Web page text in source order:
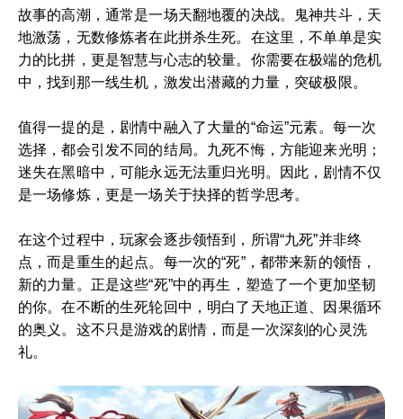
故事的高潮，通常是一场天翻地覆的决战。鬼神共斗，天
地激荡，无数修炼者在此拼杀生死。在这里，不单单是实
力的比拼，更是智慧与心志的较量。你需要在极端的危机
中，找到那一线生机，激发出潜藏的力量，突破极限。
值得一提的是，剧情中融入了大量的“命运”元素。每一次
选择，都会引发不同的结局。九死不悔，方能迎来光明；
迷失在黑暗中，可能永远无法重归光明。因此，剧情不仅
是一场修炼，更是一场关于抉择的哲学思考。
在这个过程中，玩家会逐步领悟到，所谓“九死”并非终
点，而是重生的起点。每一次的“死”，都带来新的领悟，
新的力量。正是这些“死”中的再生，塑造了一个更加坚韧
的你。在不断的生死轮回中，明白了天地正道、因果循环
的奥义。这不只是游戏的剧情，而是一次深刻的心灵洗
礼。